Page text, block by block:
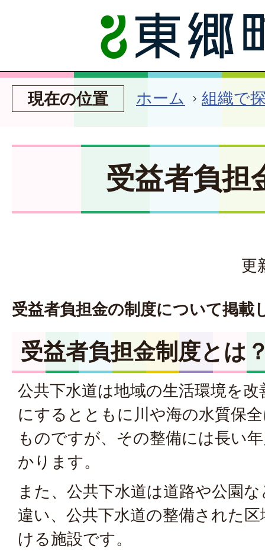
現在の位置 ホーム 組織で
受益者負担
更
受益者負担金の制度について掲載
受益者負担金制度とは
公共下水道は地域の生活環境を
にするとともに川や海の水質保
ものですが、その整備には長い
かります。
また、公共下水道は道路や公園
違い、公共下水道の整備された
ける施設です。